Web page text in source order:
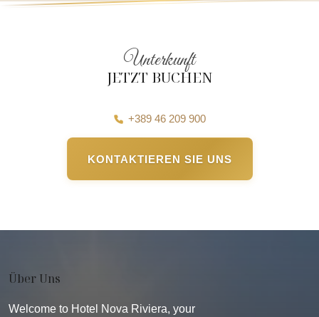
Unterkunft
JETZT BUCHEN
+389 46 209 900
KONTAKTIEREN SIE UNS
Über Uns
Welcome to Hotel Nova Riviera, your